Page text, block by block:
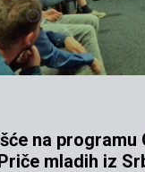
na
mladih iz